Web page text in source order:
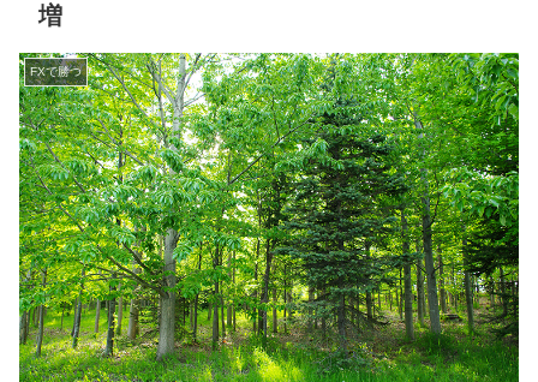
増
FXで勝つ